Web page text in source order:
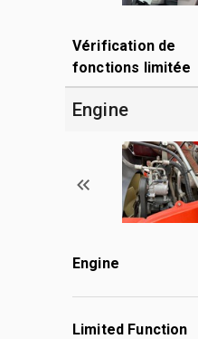
Vérification de
fonctions limitée
Engine
Engine
Limited Function